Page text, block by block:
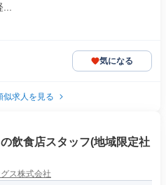
気になる
似求人を見る
飲食店スタッフ(地域限定社
ス株式会社